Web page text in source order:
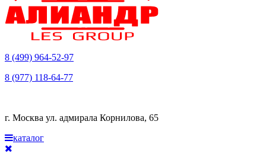
8 (499) 964-52-97
8 (977) 118-64-77
г. Москва ул. адмирала Корнилова, 65
каталог